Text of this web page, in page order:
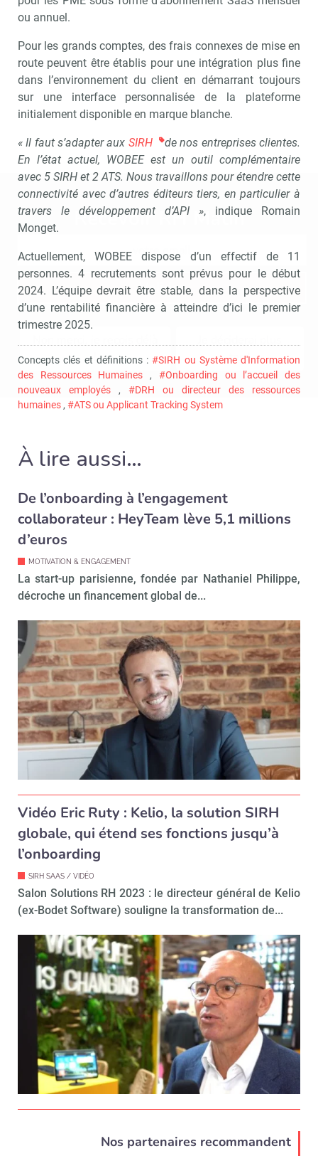
ou annuel.
Pour les grands comptes, des frais connexes de mise en
route peuvent être établis pour une intégration plus fine
dans l’environnement du client en démarrant toujours
sur une interface personnalisée de la plateforme
initialement disponible en marque blanche.
« Il faut s’adapter aux SIRH
de nos entreprises clientes.
En l’état actuel, WOBEE est un outil complémentaire
avec 5 SIRH et 2 ATS. Nous travaillons pour étendre cette
connectivité avec d’autres éditeurs tiers, en particulier à
travers le développement d’API », indique Romain
Monget.
Actuellement, WOBEE dispose d’un effectif de 11
personnes. 4 recrutements sont prévus pour le début
2024. L’équipe devrait être stable, dans la perspective
d’une rentabilité financière à atteindre d’ici le premier
trimestre 2025.
Concepts clés et définitions :#SIRH ou Système d'Information
des Ressources Humaines , #Onboarding ou l’accueil des
nouveaux employés , #DRH ou directeur des ressources
humaines , #ATS ou Applicant Tracking System
À lire aussi…
De l’onboarding à l’engagement
collaborateur : HeyTeam lève 5,1 millions
d’euros
MOTIVATION & ENGAGEMENT
La start-up parisienne, fondée par Nathaniel Philippe,
décroche un financement global de...
Vidéo Eric Ruty : Kelio, la solution SIRH
globale, qui étend ses fonctions jusqu’à
l’onboarding
SIRH SAAS / VIDÉO
Salon Solutions RH 2023 : le directeur général de Kelio
(ex-Bodet Software) souligne la transformation de...
Nos partenaires recommandent
Recevoir RH MatinAbonnez-
Valider
tard